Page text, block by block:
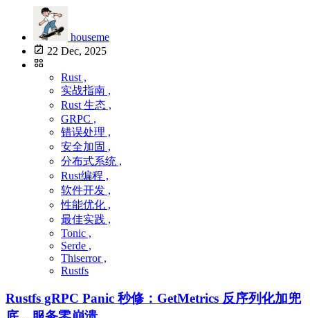
houseme
22 Dec, 2025
Rust ,
实战指南 ,
Rust 生态 ,
GRPC ,
错误处理 ,
安全加固 ,
分布式系统 ,
Rust编程 ,
软件开发 ,
性能优化 ,
最佳实践 ,
Tonic ,
Serde ,
Thiserror ,
Rustfs
Rustfs gRPC Panic 秒修：GetMetrics 反序列化加兜